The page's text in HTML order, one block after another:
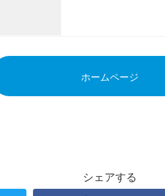
ホームページ
シェアする